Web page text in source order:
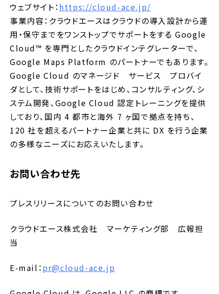
ウェブサイト：https://cloud-ace.jp/
事業内容：クラウドエースはクラウドの導入設計から運
用・保守までをワンストップでサポートをする Google
Cloud™ を専門としたクラウドインテグレーターで、
Google Maps Platform のパートナーでもあります。
Google Cloud のマネージド サービス プロバイ
ダとして、技術サポートをはじめ、コンサルティング、シ
ステム開発、Google Cloud 認定トレーニングを提供
しており、国内 4 都市と海外 7 ヶ国で拠点を持ち、
120 社を超えるパートナー企業と共に DX を行う企業
の多様なニーズにお応えいたします。
お問い合わせ先
プレスリリースについてのお問い合わせ
クラウドエース株式会社 マーケティング部 広報担
当
E-mail：pr@cloud-ace.jp